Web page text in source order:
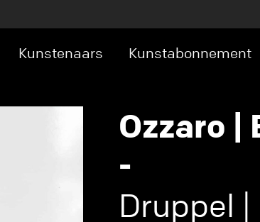
Kunstenaars Kunstabonnement
Ozzaro |
-
Druppel